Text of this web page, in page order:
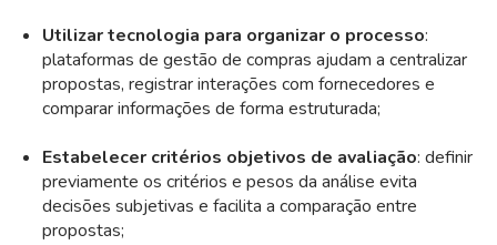
Utilizar tecnologia para organizar o processo:
plataformas de gestão de compras ajudam a centralizar
propostas, registrar interações com fornecedores e
comparar informações de forma estruturada;
Estabelecer critérios objetivos de avaliação: definir
previamente os critérios e pesos da análise evita
decisões subjetivas e facilita a comparação entre
propostas;